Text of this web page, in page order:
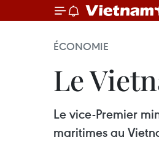
ÉCONOMIE
Le
Le vice-Premier
maritimes au